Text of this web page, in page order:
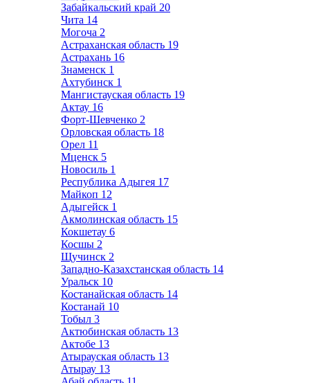
Забайкальский край 20
Чита 14
Могоча 2
Астраханская область 19
Астрахань 16
Знаменск 1
Ахтубинск 1
Мангистауская область 19
Актау 16
Форт-Шевченко 2
Орловская область 18
Орел 11
Мценск 5
Новосиль 1
Республика Адыгея 17
Майкоп 12
Адыгейск 1
Акмолинская область 15
Кокшетау 6
Косшы 2
Щучинск 2
Западно-Казахстанская область 14
Уральск 10
Костанайская область 14
Костанай 10
Тобыл 3
Актюбинская область 13
Актобе 13
Атырауская область 13
Атырау 13